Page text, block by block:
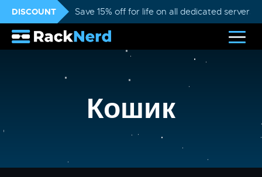
DISCOUNT Save 15% off for life on all dedicated servers
Кошик